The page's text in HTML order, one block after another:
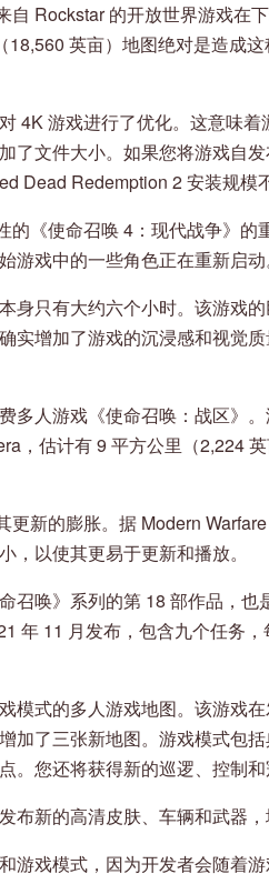
自 Rockstar 的开放世界游戏在
18,560 英亩）地图绝对是造成
4K 游戏进行了优化。这意味
了文件大小。如果您将游戏自
Dead Redemption 2 安装规模
的《使命召唤 4：现代战争》的
游戏中的一些角色正在重新启动
身只有大约六个小时。该游戏
实增加了游戏的沉浸感和视觉
多人游戏《使命召唤：战区》
，估计有 9 平方公里（2,224
更新的膨胀。据 Modern
，以使其更易于更新和播放。
召唤》系列的第 18 部作品，
年 11 月发布，包含九个任务
模式的多人游戏地图。该游戏
加了三张新地图。游戏模式包
。您还将获得新的巡逻、控制和
布新的高清皮肤、车辆和武器，
游戏模式，因为开发者会随着